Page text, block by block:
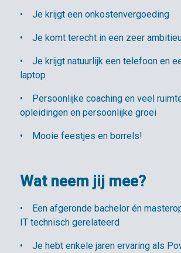
• Je krijgt een onkostenvergoeding
• Je komt terecht in een zeer
• Je krijgt natuurlijk een telefoon en
laptop
• Persoonlijke coaching en veel
opleidingen en persoonlijke groei
• Mooie feestjes en borrels!
Wat neem jij mee?
• Een afgeronde bachelor én
IT technisch gerelateerd
• Je hebt enkele jaren ervaring als